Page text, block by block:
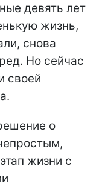
девять лет
жизнь,
снова
Но сейчас
своей
о
жизни с